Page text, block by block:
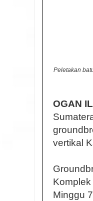
Peletakan
OGAN
vertikal
Minggu